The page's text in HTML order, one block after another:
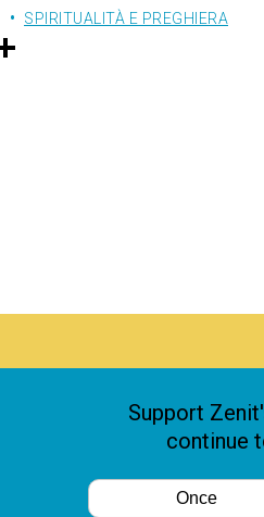
SPIRITUALITÀ E PREGHIERA